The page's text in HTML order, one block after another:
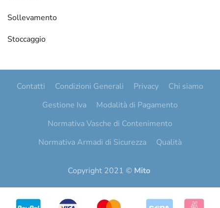
Sollevamento
Stoccaggio
Contatti Condizioni Generali Privacy
Chi siamo
Gestione Iva
Modalità di Pagamento
Normativa Vasche di Contenimento
Normativa Armadi di Sicurezza
Qualità
Copyright 2021 © Mito